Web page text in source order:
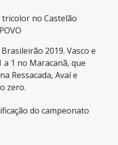
no Castelão
2019. Vasco e
a 1 no Maracanã, que
Ressacada, Avaí e
zero.
do campeonato